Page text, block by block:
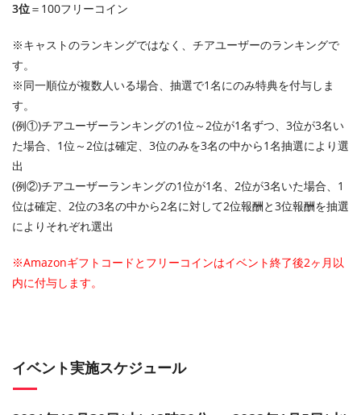
3位＝100フリーコイン
※キャストのランキングではなく、チアユーザーのランキングで
す。
※同一順位が複数人いる場合、抽選で1名にのみ特典を付与しま
す。
(例①)チアユーザーランキングの1位～2位が1名ずつ、3位が3名い
た場合、1位～2位は確定、3位のみを3名の中から1名抽選により選
出
(例②)チアユーザーランキングの1位が1名、2位が3名いた場合、1
位は確定、2位の3名の中から2名に対して2位報酬と3位報酬を抽選
によりそれぞれ選出
※Amazonギフトコードとフリーコインはイベント終了後2ヶ月以
内に付与します。
イベント実施スケジュール